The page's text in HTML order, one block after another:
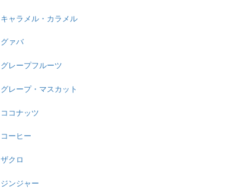
キャラメル・カラメル
グァバ
グレープフルーツ
グレープ・マスカット
ココナッツ
コーヒー
ザクロ
ジンジャー